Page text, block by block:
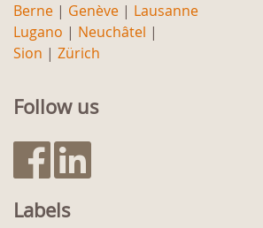
Berne | Genève | Lausanne
Lugano | Neuchâtel |
Sion | Zürich
Follow us
Labels